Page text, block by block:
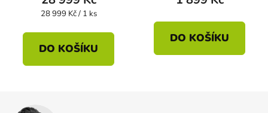
Měrná
28 999 Kč / 1 ks
DO KOŠÍKU
DO KOŠÍKU